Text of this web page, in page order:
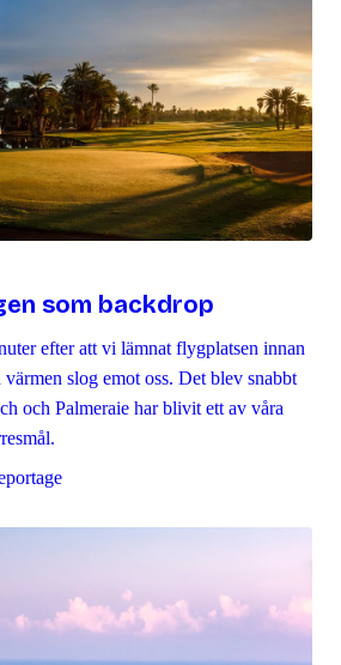
som backdrop
efter att vi lämnat flygplatsen innan
slog emot oss. Det blev snabbt
och Palmeraie har blivit ett av våra